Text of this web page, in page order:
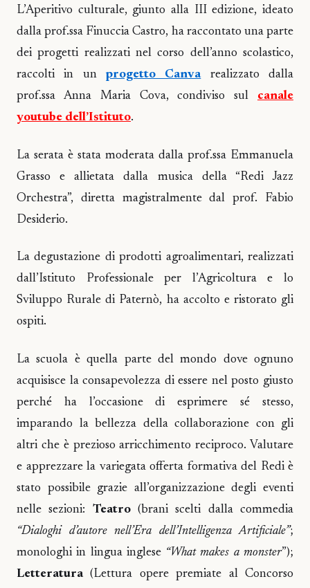
L’Aperitivo culturale, giunto alla III edizione, ideato
dalla prof.ssa Finuccia Castro, ha raccontato una parte
dei progetti realizzati nel corso dell’anno scolastico,
raccolti in un progetto Canvarealizzato dalla
prof.ssa Anna Maria Cova, condiviso sul canale
youtube dell’Istituto.
La serata è stata moderata dalla prof.ssa Emmanuela
Grasso e allietata dalla musica della “Redi Jazz
Orchestra”, diretta magistralmente dal prof. Fabio
Desiderio.
La degustazione di prodotti agroalimentari, realizzati
dall’Istituto Professionale per l’Agricoltura e lo
Sviluppo Rurale di Paternò, ha accolto e ristorato gli
ospiti.
La scuola è quella parte del mondo dove ognuno
acquisisce la consapevolezza di essere nel posto giusto
perché ha l’occasione di esprimere sé stesso,
imparando la bellezza della collaborazione con gli
altri che è prezioso arricchimento reciproco. Valutare
e apprezzare la variegata offerta formativa del Redi è
stato possibile grazie all’organizzazione degli eventi
nelle sezioni: Teatro(brani scelti dalla commedia
“Dialoghi d’autore nell’Era dell’Intelligenza Artificiale”;
monologhi in lingua inglese “What makes a monster”);
Letteratura(Lettura opere premiate al Concorso